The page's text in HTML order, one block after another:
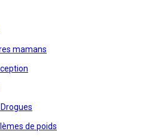
mamans
de poids